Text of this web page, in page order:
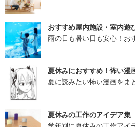
おすすめ屋内施設・室内遊
雨の日も暑い日も安心！お
夏休みにおすすめ！怖い漫
夏に読みたい怖い漫画をま
夏休みの工作のアイデア集